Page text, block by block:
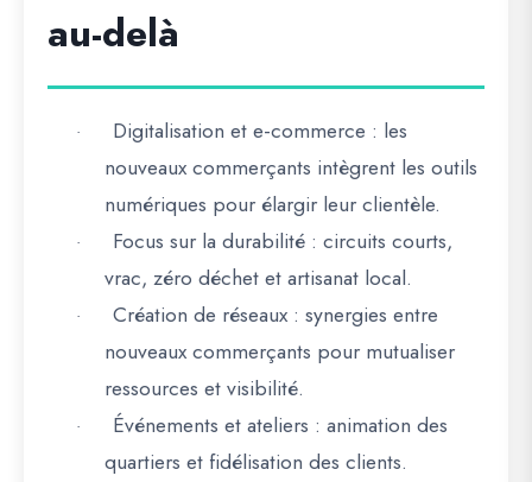
au-delà
· Digitalisation et e-commerce : les
nouveaux commerçants intègrent les outils
numériques pour élargir leur clientèle.
· Focus sur la durabilité : circuits courts,
vrac, zéro déchet et artisanat local.
· Création de réseaux : synergies entre
nouveaux commerçants pour mutualiser
ressources et visibilité.
· Événements et ateliers : animation des
quartiers et fidélisation des clients.